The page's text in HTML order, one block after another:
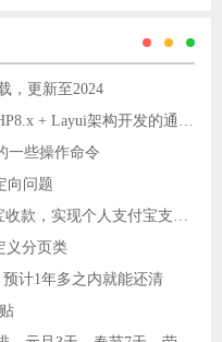
，更新至2024
花点时间搞的一款基于ThinkPHP8.x + Layui架构开发的通用后台管理系统
一些操作命令
向问题
PHP结合安卓APP，监听支付宝收款，实现个人支付宝支付接口
义分页类
预计1年多之内就能还清